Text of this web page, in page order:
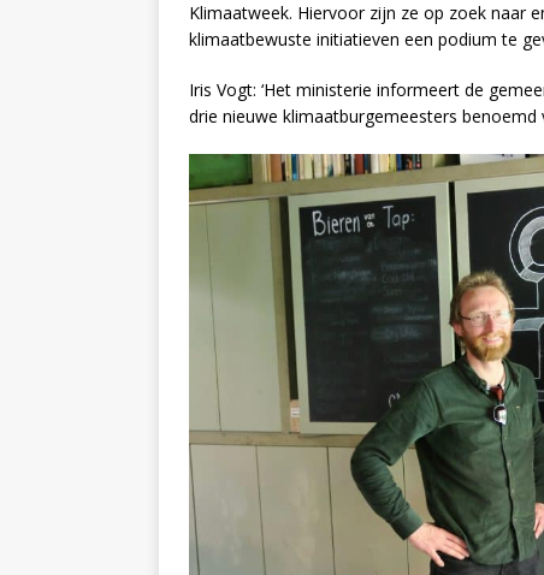
Klimaatweek. Hiervoor zijn ze op zoek naar
klimaatbewuste initiatieven een podium te
Iris Vogt: ‘Het ministerie informeert de
drie nieuwe klimaatburgemeesters benoemd